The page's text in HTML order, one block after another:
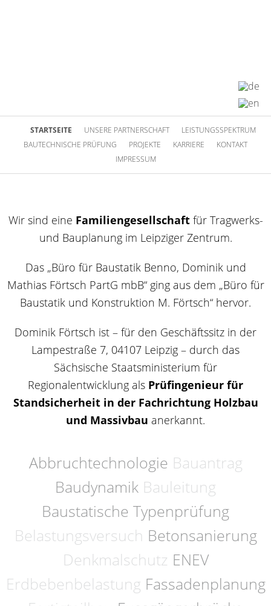
STARTSEITE UNSERE PARTNERSCHAFT
LEISTUNGSSPEKTRUM
BAUTECHNISCHE PRÜFUNG
PROJEKTE KARRIERE
KONTAKT
IMPRESSUM
Wir sind eine Familiengesellschaftfür Tragwerks-
und Bauplanung im Leipziger Zentrum.
Das „Büro für Baustatik Benno, Dominik und
Mathias Förtsch PartG mbB“ ging aus dem „Büro für
Baustatik und Konstruktion M. Förtsch“ hervor.
Dominik Förtsch ist – für den Geschäftssitz in der
Lampestraße 7, 04107 Leipzig – durch das
Sächsische Staatsministerium für
Regionalentwicklung als Prüfingenieur für
Standsicherheit in der Fachrichtung Holzbau
und Massivbau anerkannt.
Abbruchtechnologie Bauantrag
Baudynamik Bauleitung
Baustatische Typenprüfung
Belastungsversuch Betonsanierung
Denkmalschutz ENEV
Erdbebenbelastung Fassadenplanung